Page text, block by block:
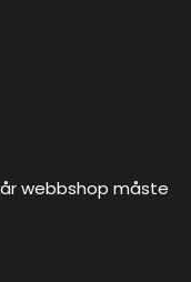
webbshop måste